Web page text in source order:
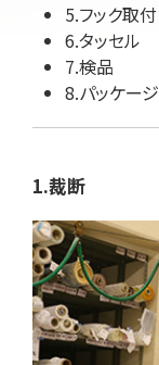
5.フック取付
6.タッセル
7.検品
8.パッケージ
1.裁断